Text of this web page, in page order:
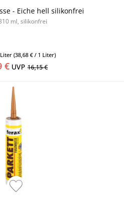
- Eiche hell silikonfrei
ml, silikonfrei
(38,68 € / 1 Liter)
€ UVP 16,15 €